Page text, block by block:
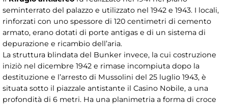
seminterrato del palazzo e utilizzato nel 1942 e 1943. I locali,
rinforzati con uno spessore di 120 centimetri di cemento
armato, erano dotati di porte antigas e di un sistema di
depurazione e ricambio dell’aria.
La struttura blindata del Bunker invece, la cui costruzione
iniziò nel dicembre 1942 e rimase incompiuta dopo la
destituzione e l’arresto di Mussolini del 25 luglio 1943, è
situata sotto il piazzale antistante il Casino Nobile, a una
profondità di 6 metri. Ha una planimetria a forma di croce